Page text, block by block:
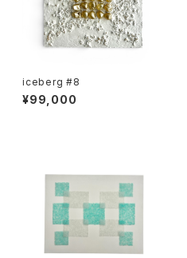
iceberg #8
¥99,000